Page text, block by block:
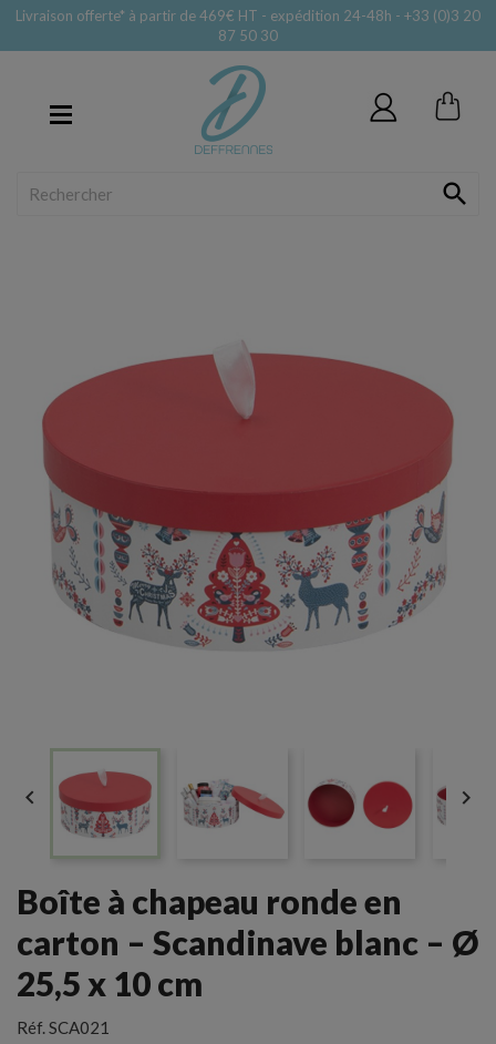
Livraison offerte* à partir de 469€ HT - expédition 24-48h - +33 (0)3 20
87 50 30

 
Boîte à chapeau ronde en
carton – Scandinave blanc – Ø
25,5 x 10 cm
Réf.SCA021